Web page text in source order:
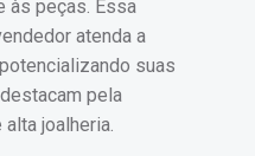
às peças. Essa
atenda a
suas
pela
joalheria.